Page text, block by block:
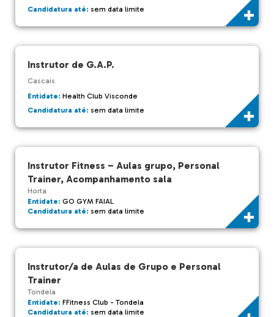
Candidatura até: sem data limite
Instrutor de G.A.P.
Cascais
Entidate: Health Club Visconde
Candidatura até: sem data limite
Instrutor Fitness – Aulas grupo, Personal
Trainer, Acompanhamento sala
Horta
Entidate: GO GYM FAIAL
Candidatura até: sem data limite
Instrutor/a de Aulas de Grupo e Personal
Trainer
Tondela
Entidate: FFitness Club - Tondela
Candidatura até: sem data limite